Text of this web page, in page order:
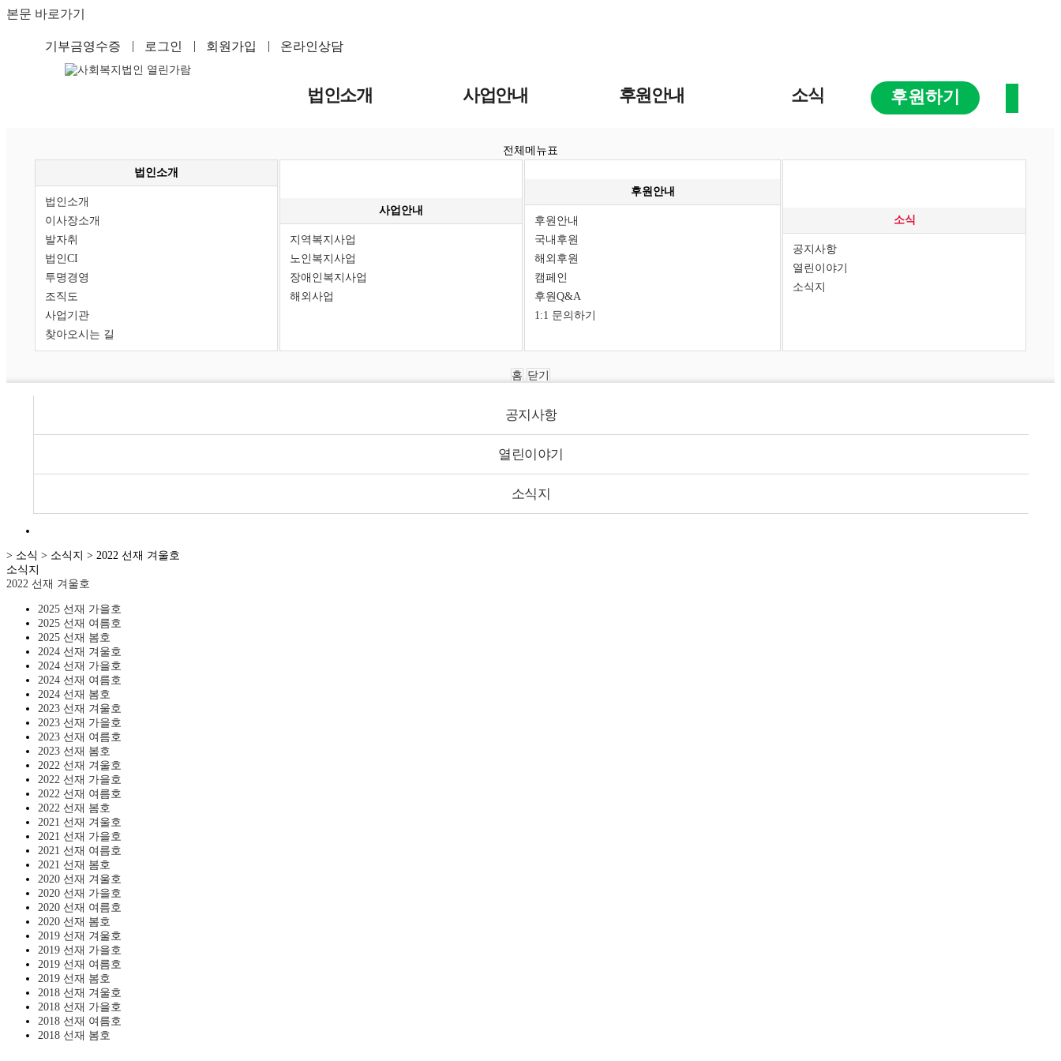
본문 바로가기
기부금영수증 로그인 회원가입 온라인상담
후원하기
법인소개 사업안내 후원안내 소식
전체메뉴표
법인소개
법인소개
이사장소개
발자취
법인CI
투명경영
조직도
사업기관
찾아오시는 길
사업안내
지역복지사업
노인복지사업
장애인복지사업
해외사업
후원안내
후원안내
국내후원
해외후원
캠페인
후원Q&A
1:1 문의하기
소식
공지사항
열린이야기
소식지
홈 닫기
공지사항
열린이야기
소식지
> 소식 > 소식지 > 2022 선재 겨울호
소식지
2022 선재 겨울호
2025 선재 가을호
2025 선재 여름호
2025 선재 봄호
2024 선재 겨울호
2024 선재 가을호
2024 선재 여름호
2024 선재 봄호
2023 선재 겨울호
2023 선재 가을호
2023 선재 여름호
2023 선재 봄호
2022 선재 겨울호
2022 선재 가을호
2022 선재 여름호
2022 선재 봄호
2021 선재 겨울호
2021 선재 가을호
2021 선재 여름호
2021 선재 봄호
2020 선재 겨울호
2020 선재 가을호
2020 선재 여름호
2020 선재 봄호
2019 선재 겨울호
2019 선재 가을호
2019 선재 여름호
2019 선재 봄호
2018 선재 겨울호
2018 선재 가을호
2018 선재 여름호
2018 선재 봄호